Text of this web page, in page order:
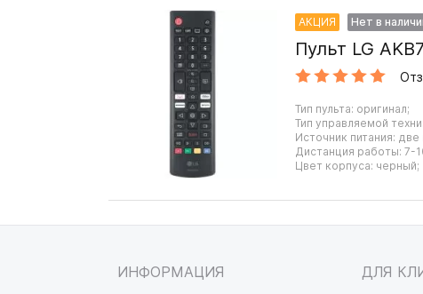
АКЦИЯ Нет в
Пульт LG
Тип пульта: оригинал;
Тип управляемой
Источник питания:
Дистанция работы: 7-
Цвет корпуса: черный;
ИНФОРМАЦИЯ ДЛЯ